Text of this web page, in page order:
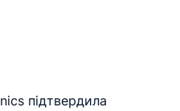
підтвердила